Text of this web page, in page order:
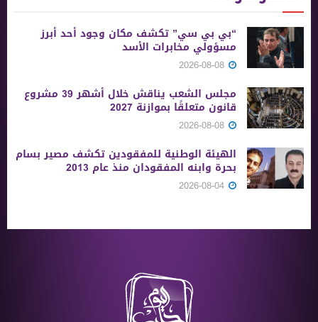
“بي بي سي” تكشف مكان وجود أحد أبرز
مسؤولي مخابرات الأسد
مجلس الشعب يناقش خلال أشهر 39 مشروع
قانون متعلقًا بموازنة 2027
الهيئة الوطنية للمفقودين تكشف مصير بسام
بحرة وابنه المفقودان منذ عام 2013